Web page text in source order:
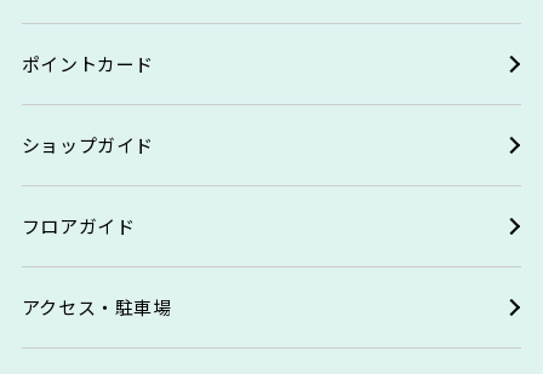
ポイントカード
ショップガイド
フロアガイド
アクセス・駐車場